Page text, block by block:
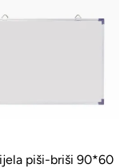
piši-briši 90*60